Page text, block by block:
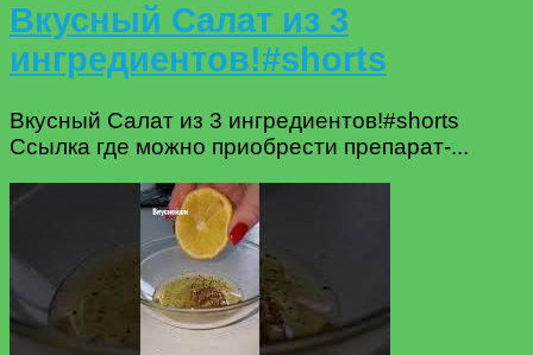
Вкусный Салат из 3
ингредиентов!#shorts
Вкусный Салат из 3 ингредиентов!#shorts
Ссылка где можно приобрести препарат-...